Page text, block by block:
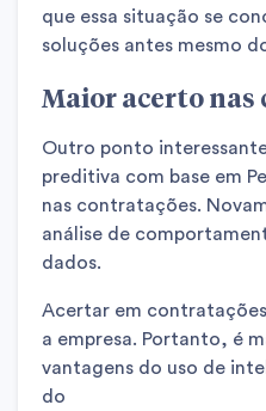
que essa situação se
soluções antes mesmo
Maior acerto
Outro ponto
preditiva com base em
nas contratações.
análise de
dados.
Acertar em
a empresa. Portanto, é
vantagens do uso de
do